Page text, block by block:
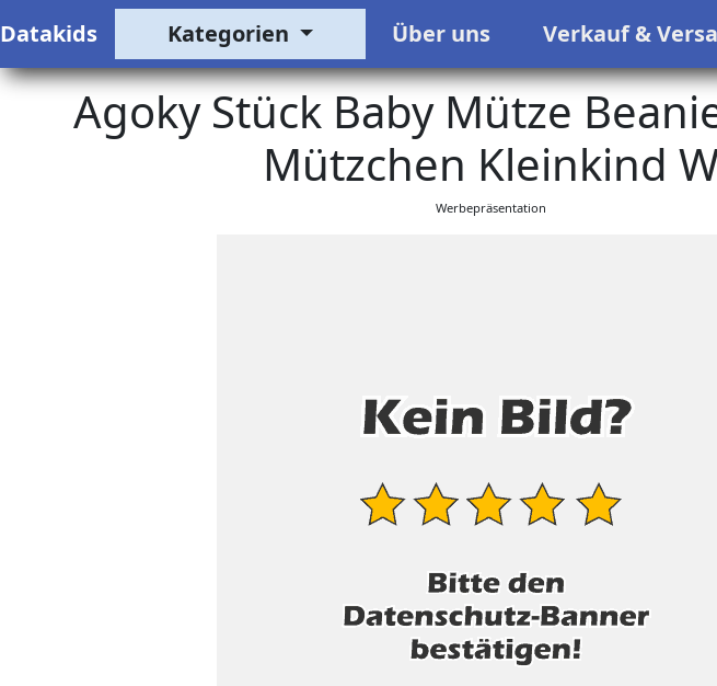
Datakids Kategorien Über uns Verkauf &
Agoky Stück Baby Mütze
Mützchen Kleinkind
Werbepräsentation